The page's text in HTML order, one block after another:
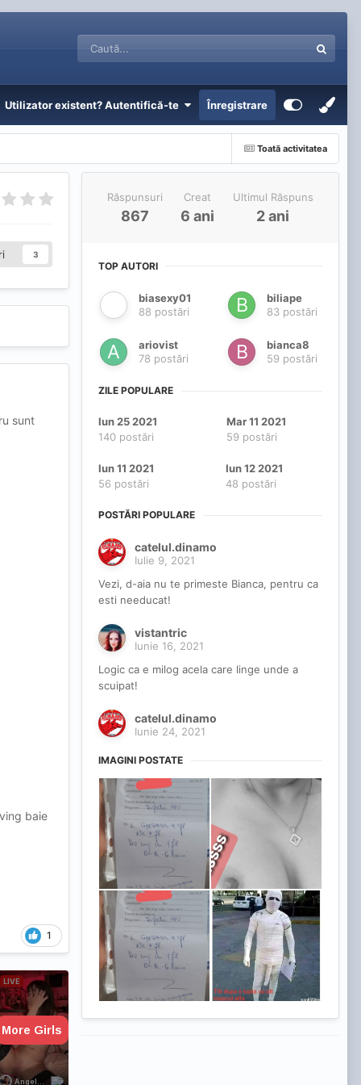
Utilizator existent? Autentifică-te Înregistrare
Toată activitatea
3
sunt
baie
1
Răspunsuri
867
Creat
6 ani
Ultimul Răspuns
2 ani
TOP AUTORI
biasexy01
88 postări
biliape
83 postări
ariovist
78 postări
bianca8
59 postări
ZILE POPULARE
Iun 25 2021
140 postări
Mar 11 2021
59 postări
Iun 11 2021
56 postări
Iun 12 2021
48 postări
POSTĂRI POPULARE
catelul.dinamo
Iulie 9, 2021
Vezi, d-aia nu te primeste Bianca, pentru ca
esti needucat!
vistantric
Iunie 16, 2021
Logic ca e milog acela care linge unde a
scuipat!
catelul.dinamo
Iunie 24, 2021
IMAGINI POSTATE